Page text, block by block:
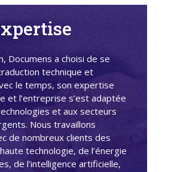
Documens a choisi de se
technique et
le temps, son expertise
et l’entreprise s’est adaptée
et aux secteurs
Nous travaillons
de nombreux clients des
technologie, de l’énergie
de l’intelligence artificielle,